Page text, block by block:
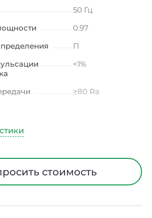
50 Гц
0.97
П
<1%
≥80 Ra
стоимость